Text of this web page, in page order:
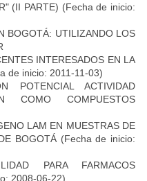
(II PARTE) (Fecha de inicio:
BOGOTÁ: UTILIZANDO LOS
INTERESADOS EN LA
de inicio: 2011-11-03)
POTENCIAL ACTIVIDAD
COMO COMPUESTOS
LAM EN MUESTRAS DE
BOGOTÁ(Fecha de inicio:
PARA FARMACOS
2008-06-22)